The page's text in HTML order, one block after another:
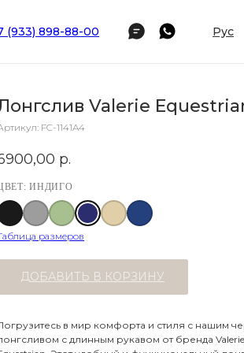
(933) 898-88-00 Рус
Valerie
FC-1141A4
р.
ИНДИГО
размеров
ДОБАВИТЬ В КОРЗИНУ
в мир комфорта и стиля с нашим
с длинным рукавом от бренда Valerie